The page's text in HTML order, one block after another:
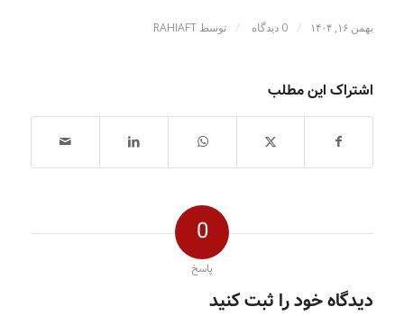
بهمن ۱۶, ۱۴۰۴ / 0 دیدگاه / توسط RAHIAFT
اشتراک این مطلب
0
پاسخ
دیدگاه خود را ثبت کنید